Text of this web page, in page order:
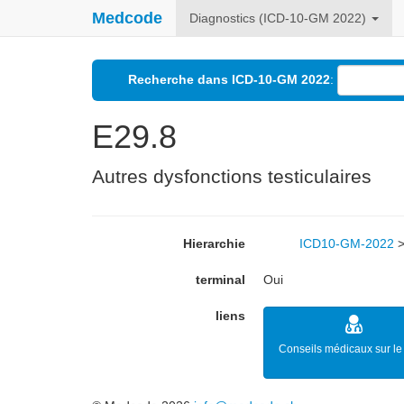
Medcode Diagnostics (ICD-10-GM 2022)
Recherche dans ICD-10-GM 2022:
E29.8
Autres dysfonctions testiculaires
Hierarchie ICD10-GM-2022 >
terminal Oui
liens
Conseils médicaux sur